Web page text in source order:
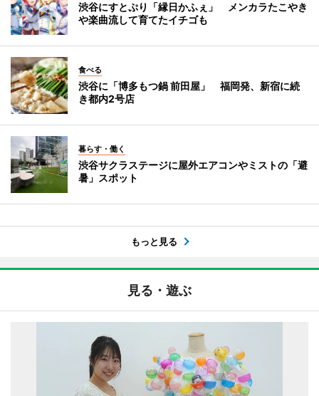
渋谷にすとぷり「縁日かふぇ」 メンカラたこやき
や楽曲流して育てたイチゴも
食べる
渋谷に「博多もつ鍋 前田屋」 福岡発、新宿に続
き都内2号店
暮らす・働く
渋谷サクラステージに屋外エアコンやミストの「避
暑」スポット
もっと見る
見る・遊ぶ